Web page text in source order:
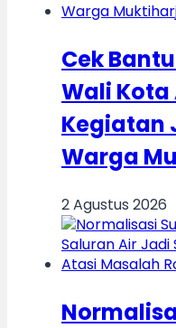
Cek
Wali
Kegiatan
Warga
2 Agustus 2026